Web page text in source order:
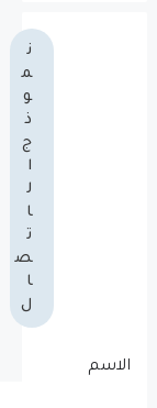
ن
م
و
ذ
ج
ا
ل
ا
ت
ص
ا
ل
الاسم